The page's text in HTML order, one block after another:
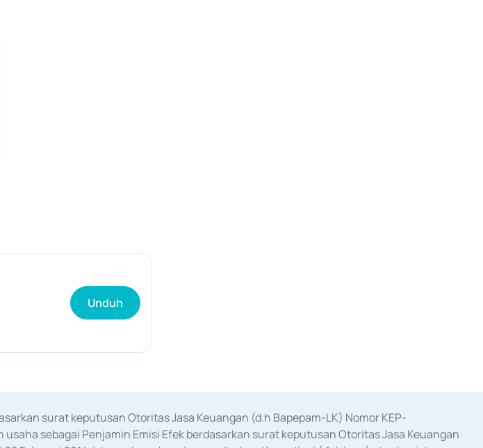
Unduh
surat keputusan Otoritas Jasa Keuangan (d.h Bapepam-LK) Nomor KEP-
sebagai Penjamin Emisi Efek berdasarkan surat keputusan Otoritas Jasa Keuangan